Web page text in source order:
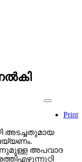
Print
അടച്ചതുമായ
അപവാദ